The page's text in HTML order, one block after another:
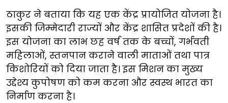
ठाकुर ने बताया कि यह एक केंद्र प्रायोजित योजना है।
इसकी जिम्मेदारी राज्यों और केंद्र शासित प्रदेशों की है।
इस योजना का लाभ छह वर्ष तक के बच्चों, गर्भवती
महिलाओं, स्तनपान कराने वाली माताओं तथा पात्र
किशोरियों को दिया जाता है। इस मिशन का मुख्य
उद्देश्य कुपोषण को कम करना और स्वस्थ भारत का
निर्माण करना है।